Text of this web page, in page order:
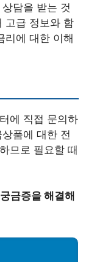
담을 받는 것
고급 정보와 함
리에 대한 이해
에 직접 문의하
품에 대한 전
므로 필요할 때
금증을 해결해